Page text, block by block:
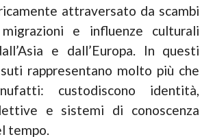
attraversato da scambi
migrazioni e influenze culturali
e dall’Europa. In questi
rappresentano molto più che
custodiscono identità,
e sistemi di conoscenza
tempo.